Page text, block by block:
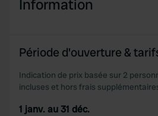
Information
Période d'ouverture &
Indication de prix basée sur 2
incluses et hors frais
1 janv. au 31 déc.